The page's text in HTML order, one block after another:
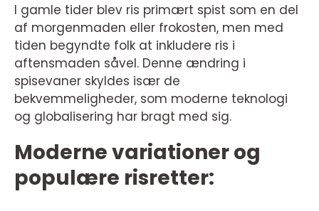
I gamle tider blev ris primært spist som en del
af morgenmaden eller frokosten, men med
tiden begyndte folk at inkludere ris i
aftensmaden såvel. Denne ændring i
spisevaner skyldes især de
bekvemmeligheder, som moderne teknologi
og globalisering har bragt med sig.
Moderne variationer og
populære risretter: